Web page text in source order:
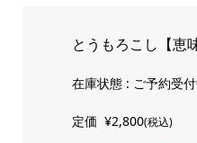
とうもろこし【恵
在庫状態 : ご予約受
定価 ¥2,800(税込)